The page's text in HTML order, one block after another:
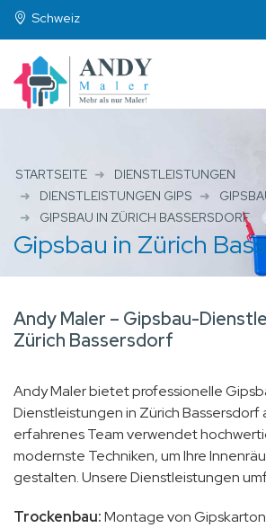
Schweiz
STARTSEITE
DIENSTLEISTUNGEN
DIENSTLEISTUNGEN GIPS
GIPSBAU IN ZÜRICH BASSERSDORF
Gipsbau in Zürich
Andy Maler – Gipsbau-
Zürich Bassersdorf
Andy Maler bietet professionelle
Dienstleistungen in Zürich Bassersdorf
erfahrenes Team verwendet
modernste Techniken, um Ihre
gestalten. Unsere Dienstleistungen
Trockenbau:Montage von